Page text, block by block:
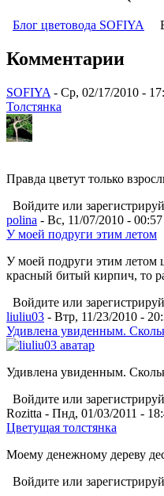
Блог цветовода SOFIYA
Комментарии
SOFIYA - Ср, 02/17/2010 -
Толстянка
Правда цветут только
Войдите или
polina - Вс, 11/07/2010 - 00:57
У моей подруги этим летом
У моей подруги этим летом
красный битый кирпич, то
Войдите или
liuliu03 - Втр, 11/23/2010 -
Удивлена увиденным.
Удивлена увиденным.
Войдите или
Rozitta - Пнд, 01/03/2011 -
Цветущая толстянка
Моему денежному дереву
Войдите или